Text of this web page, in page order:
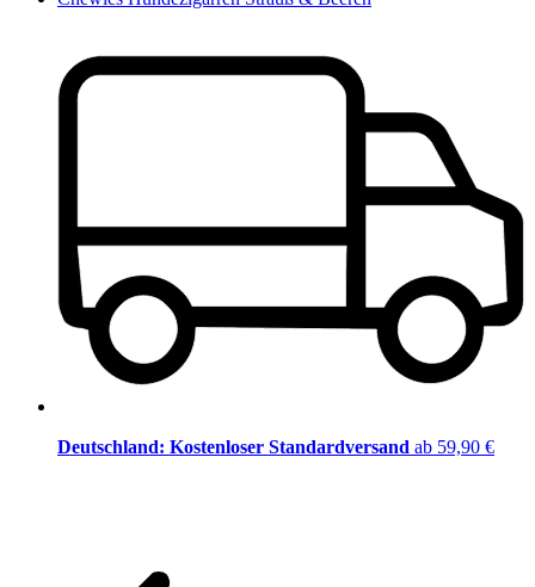
Deutschland: Kostenloser Standardversand ab 59,90 €